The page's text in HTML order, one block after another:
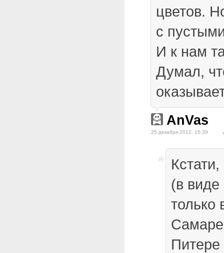
цветов.
с
И к нам
Думал,
AnVas
25 декабря 2012, 15:39
(в виде
только